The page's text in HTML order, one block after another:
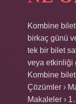
Kombine
birkaç günü
tek bir bilet
veya etkinliği
Kombine
Çözümler ›
Makaleler ›